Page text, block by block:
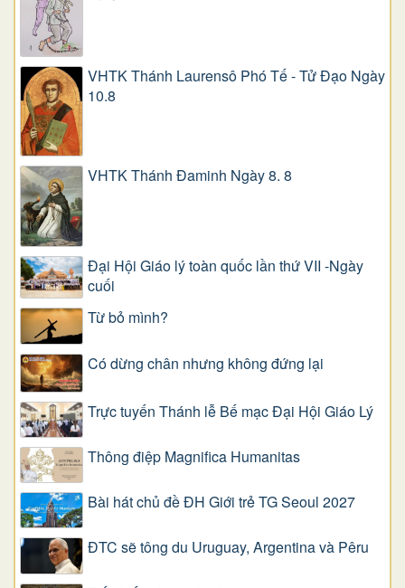
VHTK Thánh Laurensô Phó Tế - Tử Đạo Ngày
10.8
VHTK Thánh Đaminh Ngày 8. 8
Đại Hội Giáo lý toàn quốc lần thứ VII -Ngày
cuối
Từ bỏ mình?
Có dừng chân nhưng không đứng lại
Trực tuyến Thánh lễ Bế mạc Đại Hội Giáo Lý
Thông điệp Magnifica Humanitas
Bài hát chủ đề ĐH Giới trẻ TG Seoul 2027
ĐTC sẽ tông du Uruguay, Argentina và Pêru